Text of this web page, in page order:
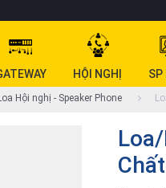
HỘI NGHỊ SP
Hội nghị - Speaker Phone